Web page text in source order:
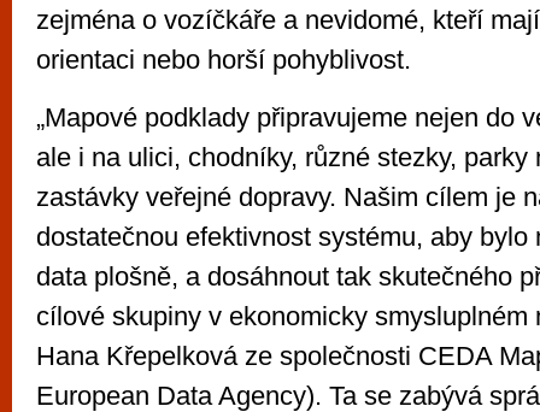
zejména o vozíčkáře a nevidomé, kteří
orientaci nebo horší pohyblivost.
„Mapové podklady připravujeme nejen do
ale i na ulici, chodníky, různé stezky, parky
zastávky veřejné dopravy. Našim cílem je
dostatečnou efektivnost systému, aby bylo
data plošně, a dosáhnout tak skutečného
cílové skupiny v ekonomicky smysluplném
Hana Křepelková ze společnosti CEDA
European Data Agency). Ta se zabývá